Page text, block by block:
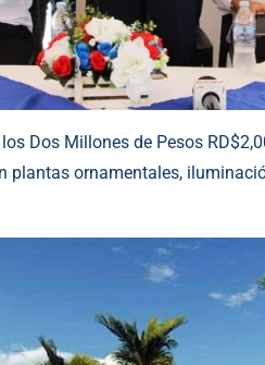
Dos Millones de Pesos
plantas ornamentales,